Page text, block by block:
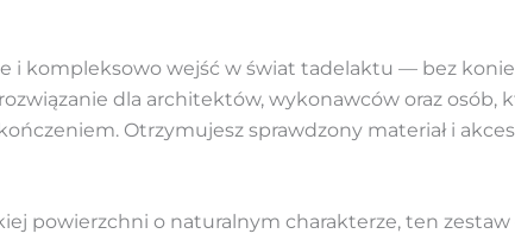
i kompleksowo wejść w świat tadelaktu — bez
dla architektów, wykonawców oraz osób,
Otrzymujesz sprawdzony materiał i
powierzchni o naturalnym charakterze, ten zestaw